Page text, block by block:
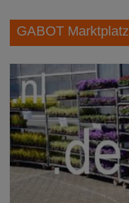
GABOT Marktplatz